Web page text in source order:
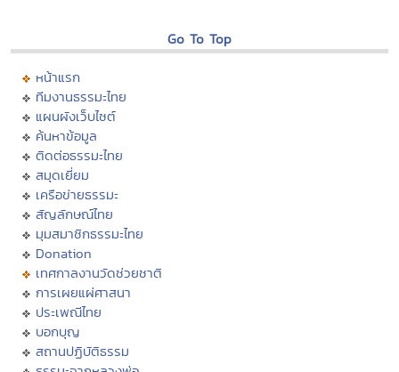
Go To Top
หน้าแรก
ทีมงานธรรมะไทย
แผนผังเว็บไซต์
ค้นหาข้อมูล
ติดต่อธรรมะไทย
สมุดเยี่ยม
เครือข่ายธรรมะ
สัญลักษณ์ไทย
มุมสมาชิกธรรมะไทย
Donation
เทศกาลงานวัดช่วยชาติ
การเผยแผ่ศาสนา
ประเพณีไทย
บอกบุญ
สถานปฏิบัติธรรม